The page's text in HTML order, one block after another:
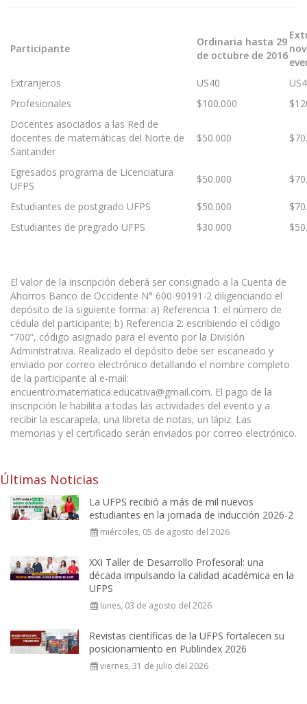
Participante
Ordinaria hasta 29
de octubre de 2016
Extranjeros
US40
Profesionales
$100.000
Docentes asociados a las Red de
docentes de matemáticas del Norte de
Santander
$50.000
Egresados programa de Licenciatura
UFPS
$50.000
Estudiantes de postgrado UFPS $50.000
Estudiantes de pregrado UFPS
$30.000
El valor de la inscripción deberá ser consignado a la Cuenta de
Ahorros Banco de Occidente N° 600-90191-2 diligenciando el
depósito de la siguiente forma: a) Referencia 1: el número de
cédula del participante; b) Referencia 2: escribiendo el código
“700”, código asignado para el evento por la División
Administrativa. Realizado el depósito debe ser escaneado y
enviado por correo electrónico detallando el nombre completo
de la participante al e-mail:
encuentro.matematica.educativa@gmail.com. El pago de la
inscripción le habilita a todas las actividades del evento y a
recibir la escarapela, una libreta de notas, un lápiz. Las
memorias y el certificado serán enviados por correo electrónico.
Últimas Noticias
La UFPS recibió a más de mil nuevos
estudiantes en la jornada de inducción 2026-2
miércoles, 05 de agosto del 2026
XXI Taller de Desarrollo Profesoral: una
década impulsando la calidad académica en la
UFPS
lunes, 03 de agosto del 2026
Revistas científicas de la UFPS fortalecen su
posicionamiento en Publindex 2026
viernes, 31 de julio del 2026